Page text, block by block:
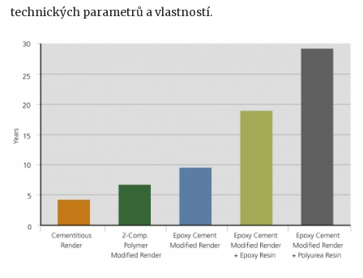
technických parametrů a vlastností.